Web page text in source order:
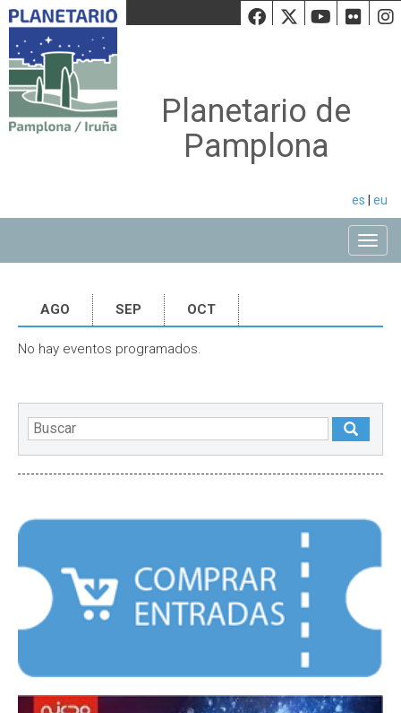
Facebook
Twiiter
Planetario de
Pamplona
es eu
AGO SEP OCT
No hay eventos programados.